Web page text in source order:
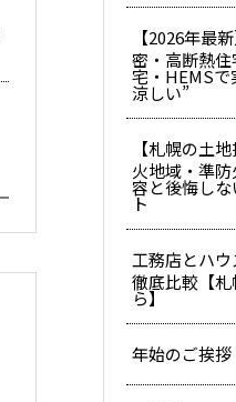
【2026年最
密・高断熱
宅・HEMSで
涼しい”
【札幌の土
火地域・準
容と後悔し
ト
工務店とハ
徹底比較【
ら】
年始のご挨拶